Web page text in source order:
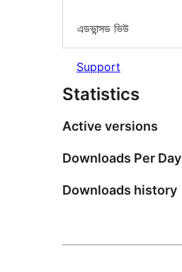
এডভান্সড ভিউ
Support
Statistics
Active versions
Downloads Per Day
Downloads history